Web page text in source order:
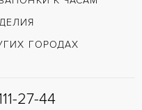
С документами, С футляром
Застежка с помощью шипа
ГОРОДАХ
27-44